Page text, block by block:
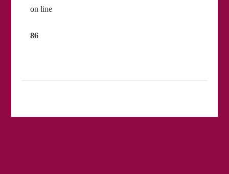
on line
86